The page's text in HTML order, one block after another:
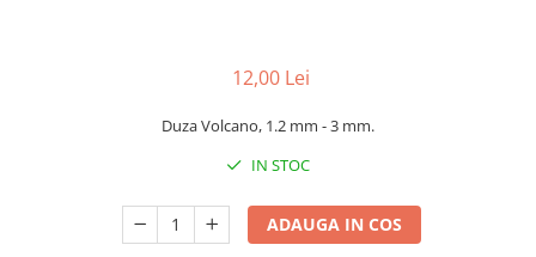
12,00 Lei
Duza Volcano, 1.2 mm - 3 mm.
IN STOC
ADAUGA IN COS